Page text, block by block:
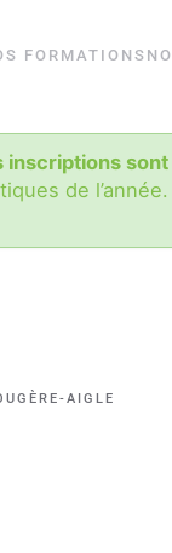
FORMATIONS
inscriptions
de l’année.
AIGLE